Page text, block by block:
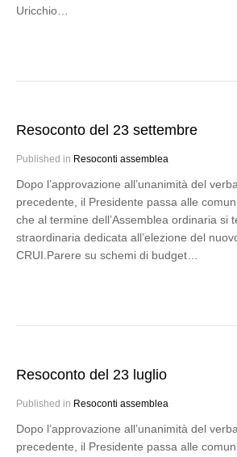
Uricchio…
Resoconto del 23 settembre
Published in Resoconti assemblea
Dopo l’approvazione all’unanimità del
precedente, il Presidente passa alle
che al termine dell’Assemblea ordinaria si
straordinaria dedicata all’elezione del
CRUI.Parere su schemi di budget…
Resoconto del 23 luglio
Published in Resoconti assemblea
Dopo l’approvazione all’unanimità del
precedente, il Presidente passa alle